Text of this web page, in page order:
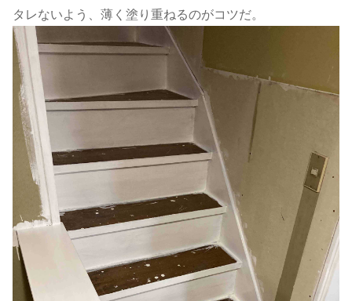
タレないよう、薄く塗り重ねるのがコツだ。